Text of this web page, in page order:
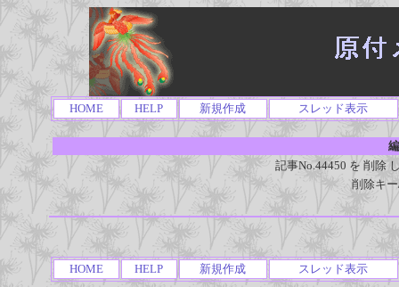
HOME HELP 新規作成 スレッド表示
記事No.44450 を 削除
削除キ
HOME HELP 新規作成 スレッド表示